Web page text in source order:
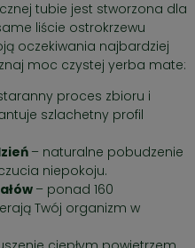
jak perforowane
tubie jest stworzona dla
liście ostrokrzewu
oczekiwania najbardziej
moc czystej yerba mate:
proces zbioru i
szlachetny profil
– naturalne pobudzenie
niepokoju.
– ponad 160
Twój organizm w